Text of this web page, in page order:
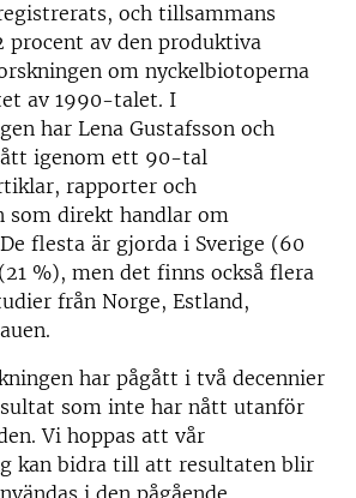
och tillsammans
procent av den produktiva
om nyckelbiotoperna
av 1990-talet. I
har Lena Gustafsson och
igenom ett 90-tal
rapporter och
som direkt handlar om
flesta är gjorda i Sverige (60
%), men det finns också flera
från Norge, Estland,
har pågått i två decennier
som inte har nått utanför
Vi hoppas att vår
kan bidra till att resultaten blir
i den pågående